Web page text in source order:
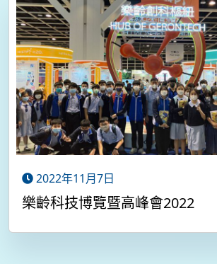
2022年11月7日
樂齡科技博覽暨高峰會2022